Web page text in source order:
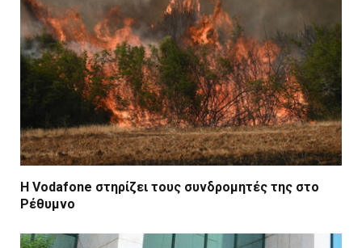
Η Vodafone στηρίζει τους συνδρομητές της στο
Ρέθυμνο